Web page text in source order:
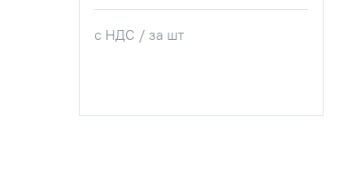
с НДС / за шт